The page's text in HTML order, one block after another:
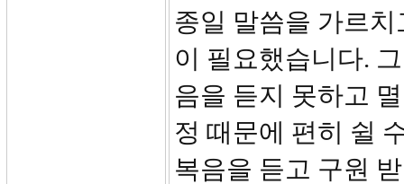
종일 말씀을 가르
이 필요했습니다.
음을 듣지 못하고
정 때문에 편히 쉴
복음을 듣고 구원